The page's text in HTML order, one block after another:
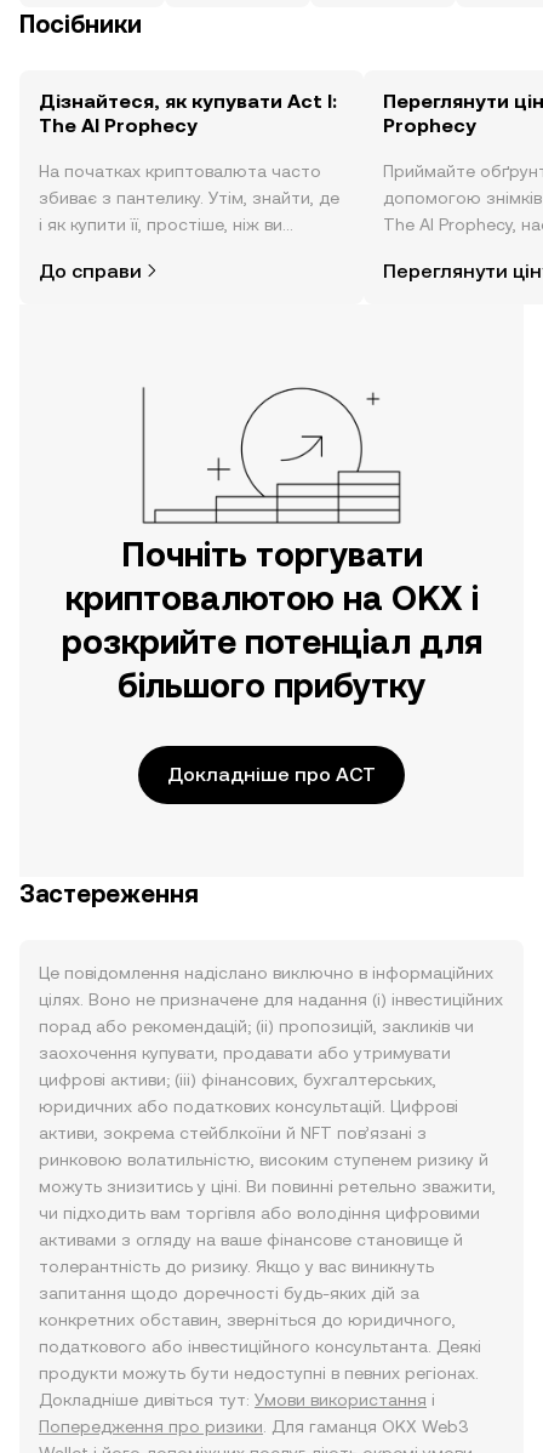
Посібники
Дізнайтеся, як купувати Act I:
The AI Prophecy
На початках криптовалюта часто
збиває з пантелику. Утім, знайти, де
і як купити її, простіше, ніж ви
за допомогою застосунку OKX для
До справи
Переглянути
Prophecy
Приймайте
допомогою
The AI Prophecy,
часу.
Переглянути
Почніть торгувати
криптовалютою на OKX і
розкрийте потенціал для
більшого прибутку
Докладніше про ACT
Застереження
Це повідомлення надіслано виключно в інформаційних
цілях. Воно не призначене для надання (i) інвестиційних
порад або рекомендацій; (ii) пропозицій, закликів чи
заохочення купувати, продавати або утримувати
цифрові активи; (iii) фінансових, бухгалтерських,
юридичних або податкових консультацій. Цифрові
активи, зокрема стейблкоїни й NFT пов’язані з
ринковою волатильністю, високим ступенем ризику й
можуть знизитись у ціні. Ви повинні ретельно зважити,
чи підходить вам торгівля або володіння цифровими
активами з огляду на ваше фінансове становище й
толерантність до ризику. Якщо у вас виникнуть
запитання щодо доречності будь-яких дій за
конкретних обставин, зверніться до юридичного,
податкового або інвестиційного консультанта. Деякі
продукти можуть бути недоступні в певних регіонах.
Докладніше дивіться тут: Умови використання і
Попередження про ризики . Для гаманця OKX Web3